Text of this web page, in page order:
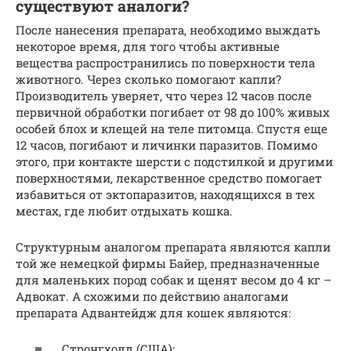
существуют аналоги?
После нанесения препарата, необходимо выждать
некоторое время, для того чтобы активные
вещества распространились по поверхности тела
животного. Через сколько помогают капли?
Производитель уверяет, что через 12 часов после
первичной обработки погибает от 98 до 100% живых
особей блох и клещей на теле питомца. Спустя еще
12 часов, погибают и личинки паразитов. Помимо
этого, при контакте шерсти с подстилкой и другими
поверхностями, лекарственное средство помогает
избавиться от эктопаразитов, находящихся в тех
местах, где любит отдыхать кошка.
Структурным аналогом препарата являются капли
той же немецкой фирмы Байер, предназначенные
для маленьких пород собак и щенят весом до 4 кг –
Адвокат. А схожими по действию аналогами
препарата Адвантейдж для кошек являются: